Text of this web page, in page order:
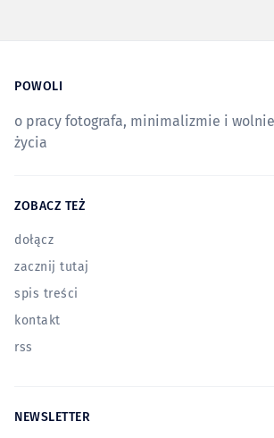
POWOLI
o pracy fotografa, minimalizmie i
życia
ZOBACZ TEŻ
dołącz
zacznij tutaj
spis treści
kontakt
rss
NEWSLETTER